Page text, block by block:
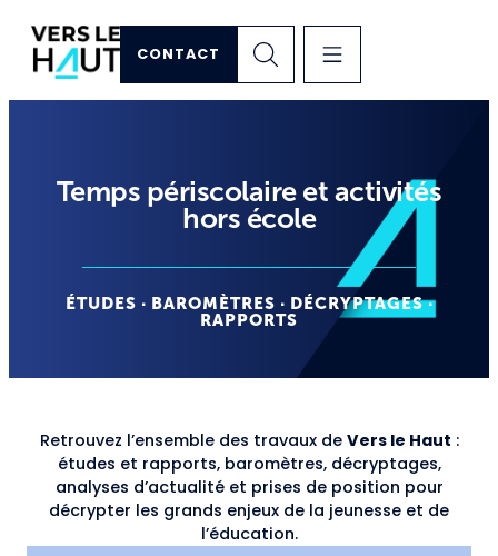
CONTACT
Temps périscolaire et activités
hors école
ÉTUDES · BAROMÈTRES · DÉCRYPTAGES ·
RAPPORTS
Retrouvez l’ensemble des travaux de Vers le Haut :
études et rapports, baromètres, décryptages,
analyses d’actualité et prises de position pour
décrypter les grands enjeux de la jeunesse et de
l’éducation.